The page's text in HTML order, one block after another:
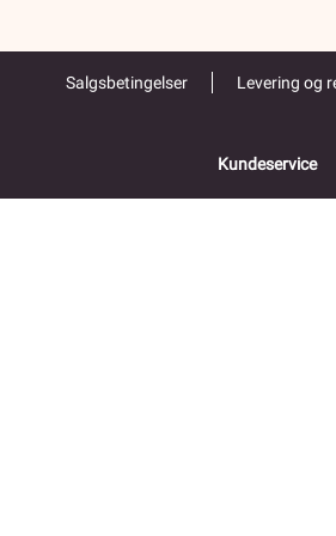
Salgsbetingelser Levering og
Kundeservice